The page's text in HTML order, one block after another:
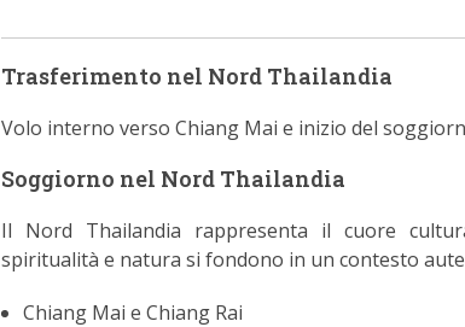
Trasferimento nel Nord Thailandia
Volo interno verso Chiang Mai e inizio del
Soggiorno nel Nord Thailandia
Il Nord Thailandia rappresenta il cuore
spiritualità e natura si fondono in un contesto
Chiang Mai e Chiang Rai